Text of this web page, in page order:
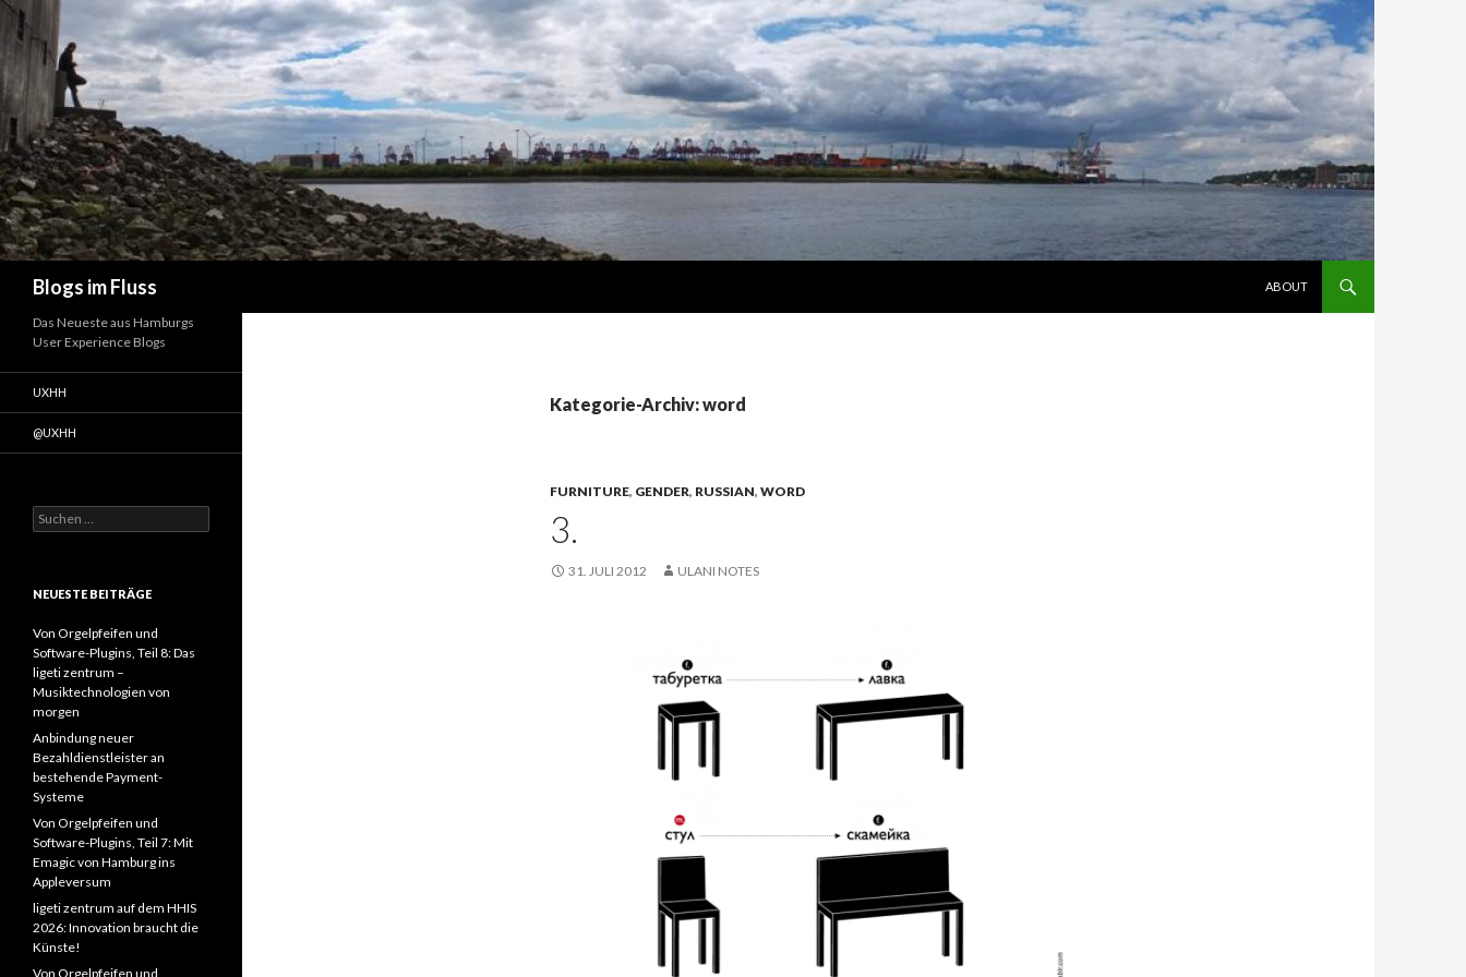
Blogs im Fluss
ABOUT
Kategorie-Archiv: word
FURNITURE, GENDER, RUSSIAN, WORD
3.
31. JULI 2012 ULANI NOTES
Das Neueste aus Hamburgs
User Experience Blogs
UXHH
@UXHH
Suchen
nach:
NEUESTE BEITRÄGE
Von Orgelpfeifen und
Software-Plugins, Teil 8: Das
ligeti zentrum –
Musiktechnologien von
morgen
Anbindung neuer
Bezahldienstleister an
bestehende Payment-
Systeme
Von Orgelpfeifen und
Software-Plugins, Teil 7: Mit
Emagic von Hamburg ins
Appleversum
ligeti zentrum auf dem HHIS
2026: Innovation braucht die
Künste!
Von Orgelpfeifen und